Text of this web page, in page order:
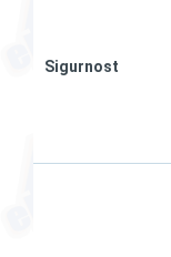
Sigurnost